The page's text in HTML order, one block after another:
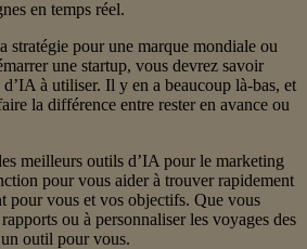
en temps réel.
stratégie pour une marque mondiale ou
une startup, vous devrez savoir
à utiliser. Il y en a beaucoup là-bas, et
la différence entre rester en avance ou
meilleurs outils d’IA pour le marketing
pour vous aider à trouver rapidement
pour vous et vos objectifs. Que vous
ou à personnaliser les voyages des
outil pour vous.